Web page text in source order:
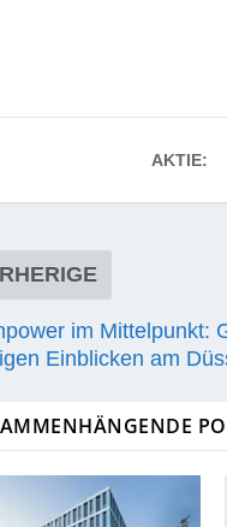
AKTIE:
im Mittelpunkt:
Einblicken am